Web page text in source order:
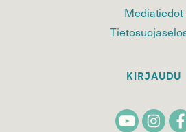
Mediatiedot
KIRJAUDU